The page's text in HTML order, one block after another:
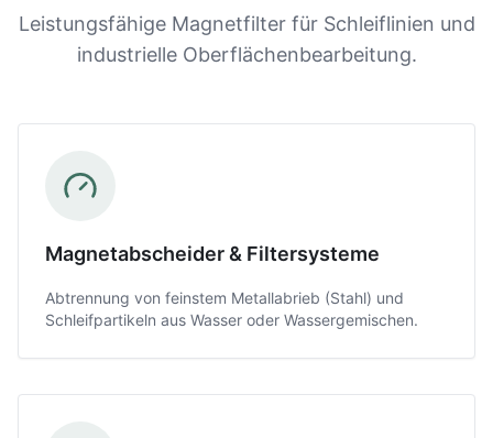
Leistungsfähige Magnetfilter für Schleiflinien und
industrielle Oberflächenbearbeitung.
Magnetabscheider & Filtersysteme
Abtrennung von feinstem Metallabrieb (Stahl) und
Schleifpartikeln aus Wasser oder Wassergemischen.